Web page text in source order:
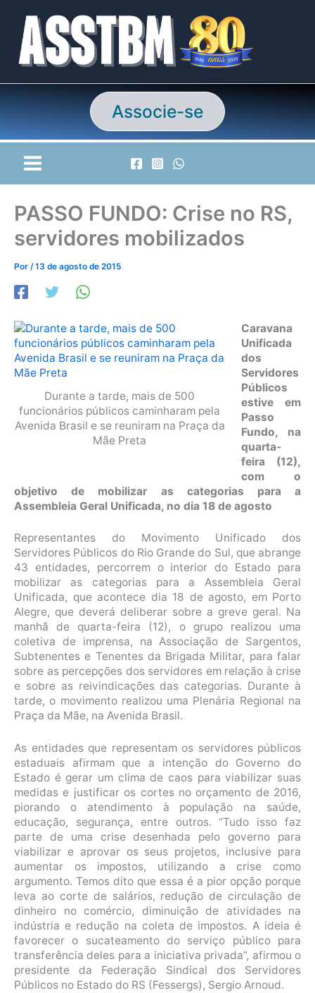
conteúdo
Associe-se
PASSO FUNDO: Crise no RS,
servidores mobilizados
Por /13 de agosto de 2015
Durante a tarde, mais de 500
funcionários públicos caminharam pela
Avenida Brasil e se reuniram na Praça da
Mãe Preta
Caravana
Unificada
dos
Servidores
Públicos
estive em
Passo
Fundo, na
quarta-
feira (12),
com o
objetivo de mobilizar as categorias para a
Assembleia Geral Unificada, no dia 18 de agosto
Representantes do Movimento Unificado dos
Servidores Públicos do Rio Grande do Sul, que abrange
43 entidades, percorrem o interior do Estado para
mobilizar as categorias para a Assembleia Geral
Unificada, que acontece dia 18 de agosto, em Porto
Alegre, que deverá deliberar sobre a greve geral. Na
manhã de quarta-feira (12), o grupo realizou uma
coletiva de imprensa, na Associação de Sargentos,
Subtenentes e Tenentes da Brigada Militar, para falar
sobre as percepções dos servidores em relação à crise
e sobre as reivindicações das categorias. Durante à
tarde, o movimento realizou uma Plenária Regional na
Praça da Mãe, na Avenida Brasil.
As entidades que representam os servidores públicos
estaduais afirmam que a intenção do Governo do
Estado é gerar um clima de caos para viabilizar suas
medidas e justificar os cortes no orçamento de 2016,
piorando o atendimento à população na saúde,
educação, segurança, entre outros. “Tudo isso faz
parte de uma crise desenhada pelo governo para
viabilizar e aprovar os seus projetos, inclusive para
aumentar os impostos, utilizando a crise como
argumento. Temos dito que essa é a pior opção porque
leva ao corte de salários, redução de circulação de
dinheiro no comércio, diminuição de atividades na
indústria e redução na coleta de impostos. A ideia é
favorecer o sucateamento do serviço público para
transferência deles para a iniciativa privada”, afirmou o
presidente da Federação Sindical dos Servidores
Públicos no Estado do RS (Fessergs), Sergio Arnoud.